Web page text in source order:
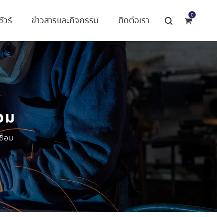
วร์ ข่าวสารและกิจกรรม ติดต่อเรา 0
ม
อม